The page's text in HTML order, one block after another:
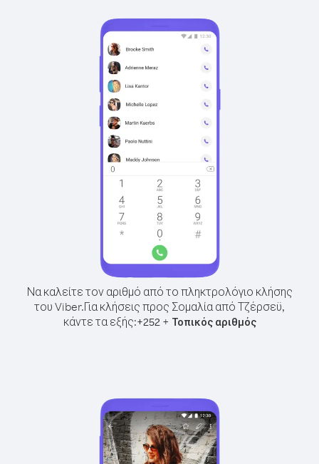
Να καλείτε τον αριθμό από το πληκτρολόγιο κλήσης
του Viber.Για κλήσεις προς Σομαλία από Τζέρσεϋ,
κάντε τα εξής:+252+ Τοπικός αριθμός